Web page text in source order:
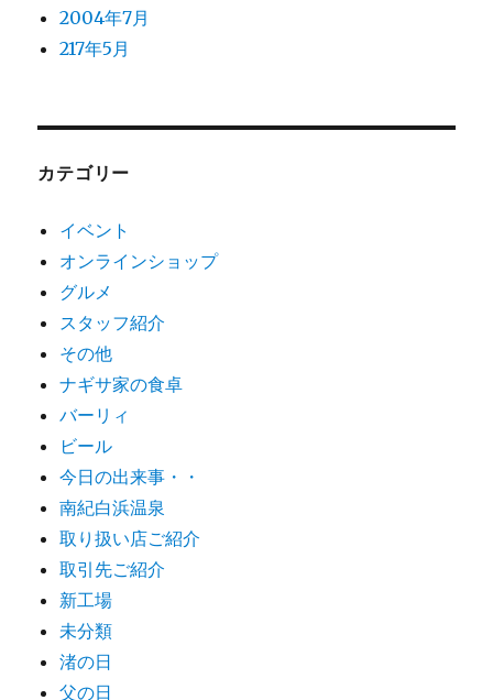
2004年7月
217年5月
カテゴリー
イベント
オンラインショップ
グルメ
スタッフ紹介
その他
ナギサ家の食卓
バーリィ
ビール
今日の出来事・・
南紀白浜温泉
取り扱い店ご紹介
取引先ご紹介
新工場
未分類
渚の日
父の日